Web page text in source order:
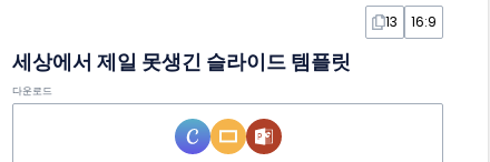
13 16:9
세상에서 제일 못생긴 슬라이드 템플릿
다운로드